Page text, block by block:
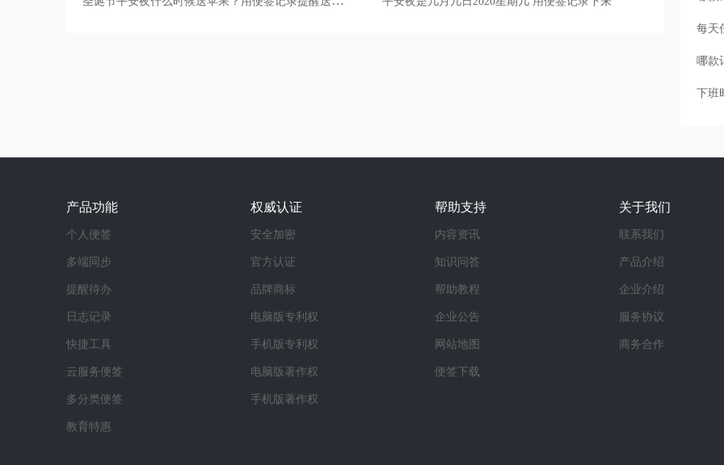
每天
下班
产品功能
个人便签
多端同步
提醒待办
日志记录
快捷工具
云服务便签
多分类便签
教育特惠
权威认证
安全加密
官方认证
品牌商标
电脑版专利权
手机版专利权
电脑版著作权
手机版著作权
帮助支持
内容资讯
知识问答
帮助教程
企业公告
网站地图
便签下载
关于我们
联系我们
产品介绍
企业介绍
服务协议
商务合作